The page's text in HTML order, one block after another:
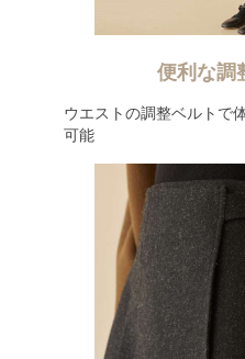
便利な調
ウエストの調整ベルトで
可能